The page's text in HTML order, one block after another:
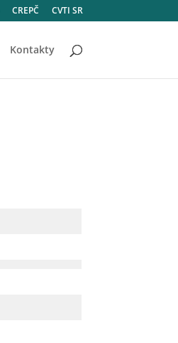
CREPČ CVTI SR
Kontakty